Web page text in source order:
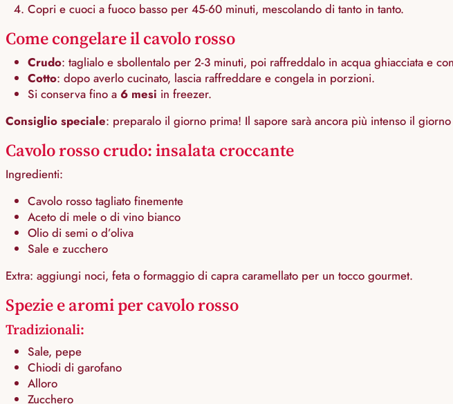
Copri e cuoci a fuoco basso per 45-60 minuti, mescolando di tanto in tanto.
Come congelare il cavolo rosso
Crudo: taglialo e sbollentalo per 2-3 minuti, poi raffreddalo in acqua ghiacciata e
Cotto: dopo averlo cucinato, lascia raffreddare e congela in porzioni.
Si conserva fino a 6 mesi in freezer.
Consiglio speciale: preparalo il giorno prima! Il sapore sarà ancora più intenso il
Cavolo rosso crudo: insalata croccante
Ingredienti:
Cavolo rosso tagliato finemente
Aceto di mele o di vino bianco
Olio di semi o d’oliva
Sale e zucchero
Extra: aggiungi noci, feta o formaggio di capra caramellato per un tocco gourmet.
Spezie e aromi per cavolo rosso
Tradizionali:
Sale, pepe
Chiodi di garofano
Alloro
Zucchero